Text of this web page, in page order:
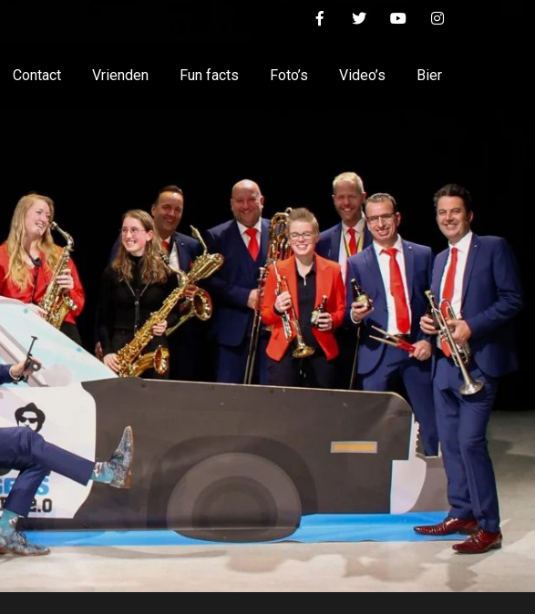
Contact Vrienden Fun facts Foto’s Video’s Bier